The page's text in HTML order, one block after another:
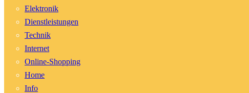
Elektronik
Dienstleistungen
Technik
Internet
Online-Shopping
Home
Info